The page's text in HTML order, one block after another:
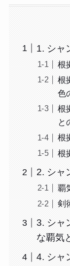
1. シャ
根
根
色
根
と
根
根
2. シャ
覇
剣
3. シャ
な覇気
4. シャ